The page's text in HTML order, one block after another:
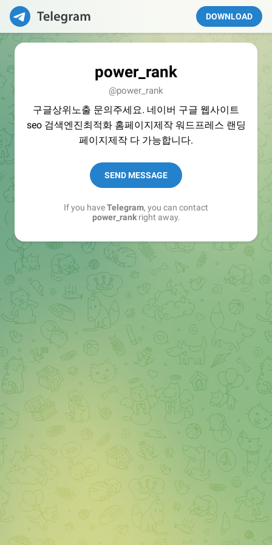
DOWNLOAD
power_rank
@power_rank
구글상위노출 문의주세요. 네이버 구글 웹사이트
seo 검색엔진최적화 홈페이지제작 워드프레스 랜딩
페이지제작 다 가능합니다.
SEND MESSAGE
If you haveTelegram, you can contact
power_rankright away.